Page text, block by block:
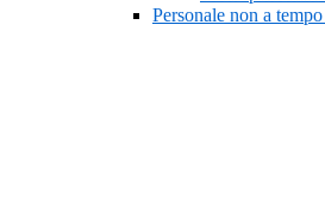
Personale non a